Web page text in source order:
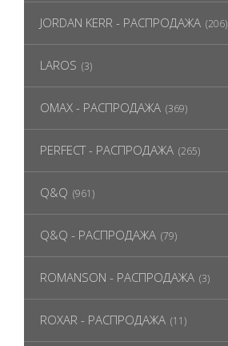
JORDAN KERR - РАСПРОДАЖА (206)
LAROS (3)
OMAX - РАСПРОДАЖА (369)
PERFECT - РАСПРОДАЖА (265)
Q&Q (961)
Q&Q - РАСПРОДАЖА (79)
ROMANSON - РАСПРОДАЖА (3)
ROXAR - РАСПРОДАЖА (11)